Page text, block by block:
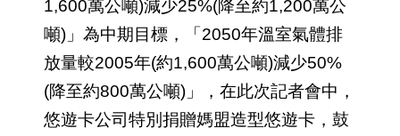
1,600萬公噸)減少25%(降至約1,200萬公
噸)」為中期目標，「2050年溫室氣體排
放量較2005年(約1,600萬公噸)減少50%
(降至約800萬公噸)」，在此次記者會中，
悠遊卡公司特別捐贈媽盟造型悠遊卡，鼓